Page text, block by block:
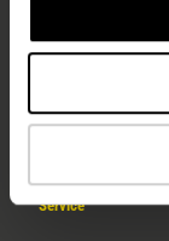
Unternehmen
Karriere
Service